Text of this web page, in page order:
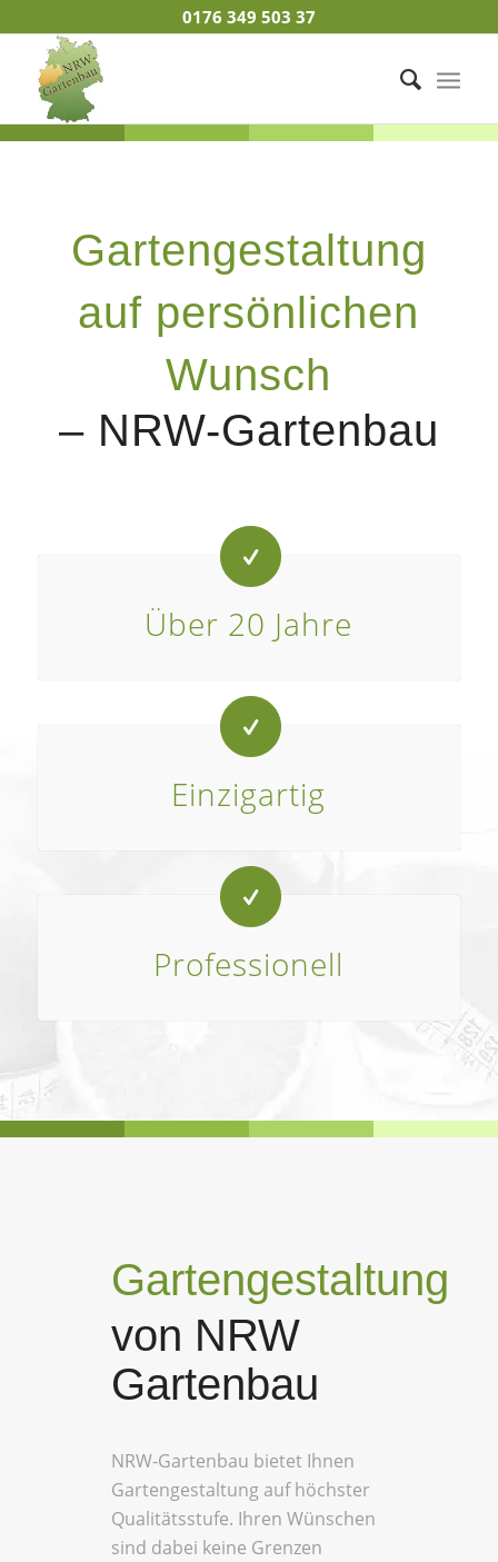
0176 349 503 37
Gartengestaltung
auf persönlichen
Wunsch
– NRW-Gartenbau
Über 20 Jahre
Einzigartig
Professionell
Gartengestaltung
von NRW
Gartenbau
NRW-Gartenbau bietet Ihnen
Gartengestaltung auf höchster
Qualitätsstufe. Ihren Wünschen
sind dabei keine Grenzen